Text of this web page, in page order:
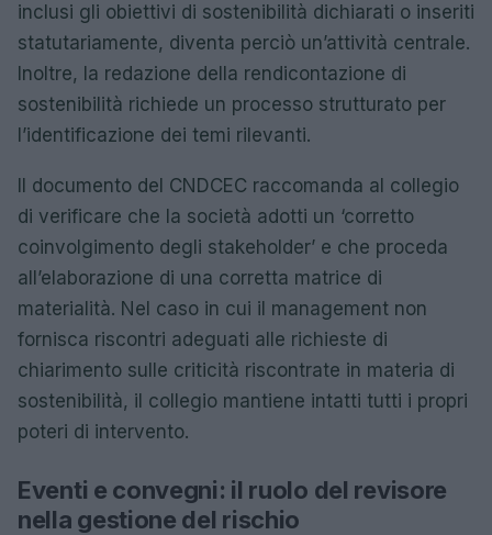
inclusi gli obiettivi di sostenibilità dichiarati o inseriti
statutariamente, diventa perciò un’attività centrale.
Inoltre, la redazione della rendicontazione di
sostenibilità richiede un processo strutturato per
l’identificazione dei temi rilevanti.
Il documento del CNDCEC raccomanda al collegio
di verificare che la società adotti un ‘corretto
coinvolgimento degli stakeholder’ e che proceda
all’elaborazione di una corretta matrice di
materialità. Nel caso in cui il management non
fornisca riscontri adeguati alle richieste di
chiarimento sulle criticità riscontrate in materia di
sostenibilità, il collegio mantiene intatti tutti i propri
poteri di intervento.
Eventi e convegni: il ruolo del revisore
nella gestione del rischio